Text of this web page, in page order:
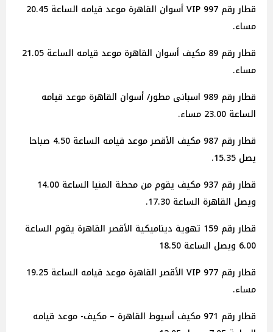
قطار رقم 997 VIP أسوان القاهرة موعد قيامه الساعة 20.45
مساء.
قطار رقم 89 مكيف أسوان القاهرة موعد قيامه الساعة 21.05
مساء.
قطار رقم 989 اسبانى مطور/ أسوان القاهرة موعد قيامه
الساعة 23.00 مساء.
قطار رقم 987 مكيف الأقصر موعد قيامه الساعة 4.50 صباحا
يصل 15.35.
قطار رقم 937 مكيف يقوم من محطة المنيا الساعة 14.00
ويصل القاهرة الساعة 17.30.
قطار رقم 159 تهوية ديناميكية الأقصر القاهرة يقوم الساعة
6.00 ويصل الساعة 18.50
قطار رقم 977 VIP الأقصر القاهرة موعد قيامه الساعة 19.25
مساء.
قطار رقم 971 مكيف أسيوط القاهرة – مكيف- موعد قيامه